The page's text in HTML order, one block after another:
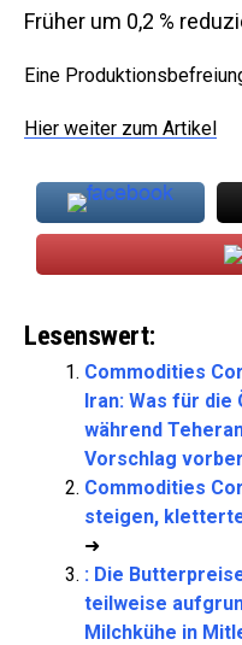
Früher um 0,2 %
Eine
Hier weiter zum Artikel
Lesenswert:
Commodities
Iran: Was für
während
Vorschlag
Commodities
steigen,
➜
: Die
teilweise
Milchkühe in